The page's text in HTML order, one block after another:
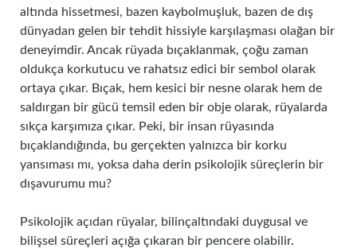
altında hissetmesi, bazen kaybolmuşluk, bazen de dış
dünyadan gelen bir tehdit hissiyle karşılaşması olağan bir
deneyimdir. Ancak rüyada bıçaklanmak, çoğu zaman
oldukça korkutucu ve rahatsız edici bir sembol olarak
ortaya çıkar. Bıçak, hem kesici bir nesne olarak hem de
saldırgan bir gücü temsil eden bir obje olarak, rüyalarda
sıkça karşımıza çıkar. Peki, bir insan rüyasında
bıçaklandığında, bu gerçekten yalnızca bir korku
yansıması mı, yoksa daha derin psikolojik süreçlerin bir
dışavurumu mu?
Psikolojik açıdan rüyalar, bilinçaltındaki duygusal ve
bilişsel süreçleri açığa çıkaran bir pencere olabilir.